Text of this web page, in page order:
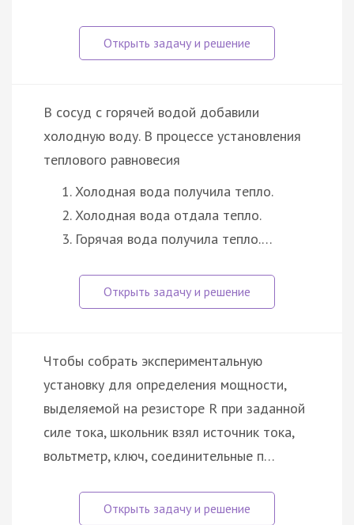
В сосуд с горячей водой добавили
холодную воду. В процессе установления
теплового равновесия
Холодная вода получила тепло.
Холодная вода отдала тепло.
Горячая вода получила тепло.…
Чтобы собрать экспериментальную
установку для определения мощности,
выделяемой на резисторе R при заданной
силе тока, школьник взял источник тока,
вольтметр, ключ, соединительные п…